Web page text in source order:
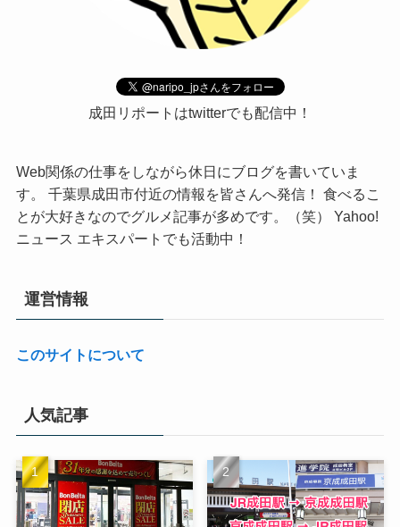
成田リポートはtwitterでも配信中！
Web関係の仕事をしながら休日にブログを書いていま
す。 千葉県成田市付近の情報を皆さんへ発信！ 食べるこ
とが大好きなのでグルメ記事が多めです。（笑） Yahoo!
ニュース エキスパートでも活動中！
運営情報
このサイトについて
人気記事